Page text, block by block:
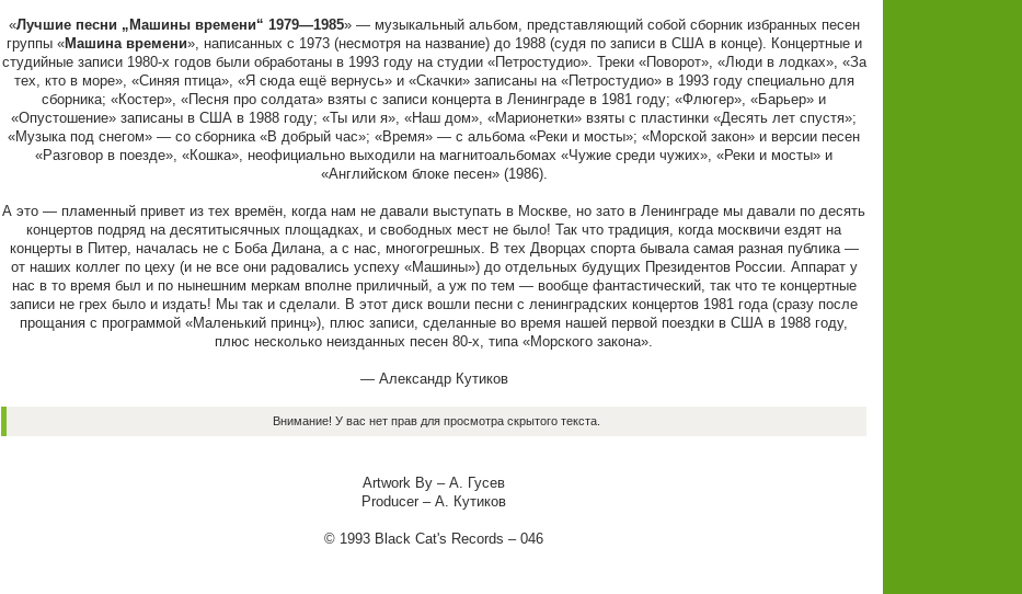
«Лучшие песни „Машины времени“ 1979—1985» — музыкальный альбом, представляющий собой сборник избранных песен
группы «Машина времени», написанных с 1973 (несмотря на название) до 1988 (судя по записи в США в конце). Концертные и
студийные записи 1980-х годов были обработаны в 1993 году на студии «Петростудио». Треки «Поворот», «Люди в лодках», «За
тех, кто в море», «Синяя птица», «Я сюда ещё вернусь» и «Скачки» записаны на «Петростудио» в 1993 году специально для
сборника; «Костер», «Песня про солдата» взяты с записи концерта в Ленинграде в 1981 году; «Флюгер», «Барьер» и
«Опустошение» записаны в США в 1988 году; «Ты или я», «Наш дом», «Марионетки» взяты с пластинки «Десять лет спустя»;
«Музыка под снегом» — со сборника «В добрый час»; «Время» — с альбома «Реки и мосты»; «Морской закон» и версии песен
«Разговор в поезде», «Кошка», неофициально выходили на магнитоальбомах «Чужие среди чужих», «Реки и мосты» и
«Английском блоке песен» (1986).
А это — пламенный привет из тех времён, когда нам не давали выступать в Москве, но зато в Ленинграде мы давали по десять
концертов подряд на десятитысячных площадках, и свободных мест не было! Так что традиция, когда москвичи ездят на
концерты в Питер, началась не с Боба Дилана, а с нас, многогрешных. В тех Дворцах спорта бывала самая разная публика —
от наших коллег по цеху (и не все они радовались успеху «Машины») до отдельных будущих Президентов России. Аппарат у
нас в то время был и по нынешним меркам вполне приличный, а уж по тем — вообще фантастический, так что те концертные
записи не грех было и издать! Мы так и сделали. В этот диск вошли песни с ленинградских концертов 1981 года (сразу после
прощания с программой «Маленький принц»), плюс записи, сделанные во время нашей первой поездки в США в 1988 году,
плюс несколько неизданных песен 80-х, типа «Морского закона».
— Александр Кутиков
Внимание! У вас нет прав для просмотра скрытого текста.
Artwork By – А. Гусев
Producer – А. Кутиков
© 1993 Black Cat's Records ‎– 046